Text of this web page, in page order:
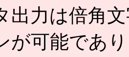
出力は倍角
が可能であ